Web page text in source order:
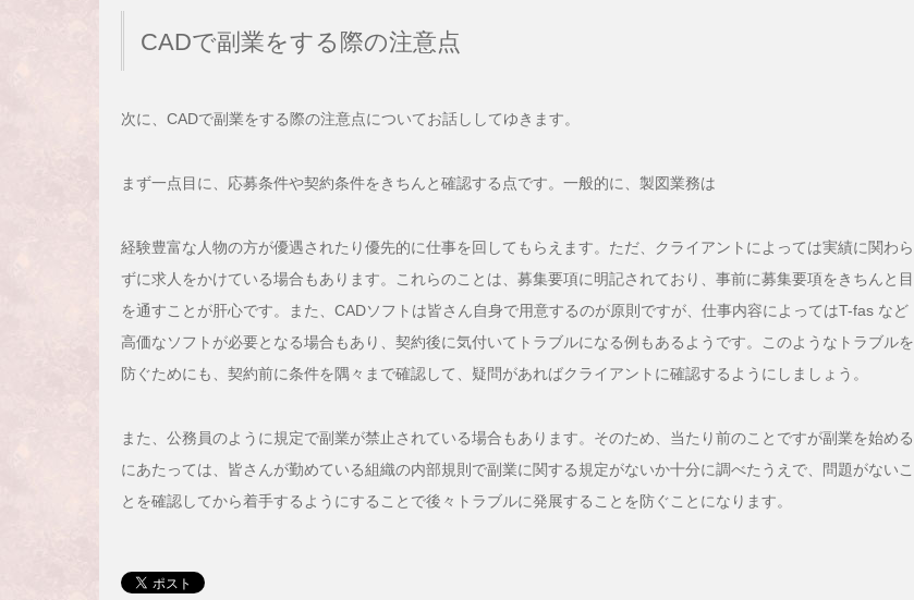
CADで副業をする際の注意点
次に、CADで副業をする際の注意点についてお話ししてゆきます。
まず一点目に、応募条件や契約条件をきちんと確認する点です。一般的に、製図業務は
経験豊富な人物の方が優遇されたり優先的に仕事を回してもらえます。ただ、クライアントによっては実績に関わら
ずに求人をかけている場合もあります。これらのことは、募集要項に明記されており、事前に募集要項をきちんと目
を通すことが肝心です。また、CADソフトは皆さん自身で用意するのが原則ですが、仕事内容によってはT-fas など
高価なソフトが必要となる場合もあり、契約後に気付いてトラブルになる例もあるようです。このようなトラブルを
防ぐためにも、契約前に条件を隅々まで確認して、疑問があればクライアントに確認するようにしましょう。
また、公務員のように規定で副業が禁止されている場合もあります。そのため、当たり前のことですが副業を始める
にあたっては、皆さんが勤めている組織の内部規則で副業に関する規定がないか十分に調べたうえで、問題がないこ
とを確認してから着手するようにすることで後々トラブルに発展することを防ぐことになります。